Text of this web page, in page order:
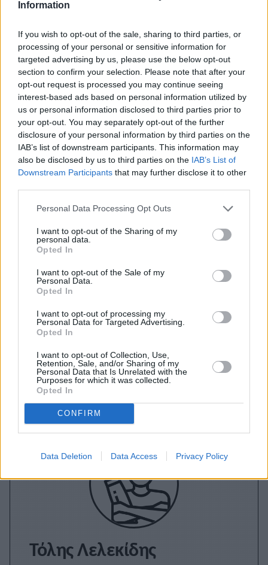
Information
If you wish to opt-out of the sale, sharing to third parties, or
processing of your personal or sensitive information for
targeted advertising by us, please use the below opt-out
section to confirm your selection. Please note that after your
opt-out request is processed you may continue seeing
interest-based ads based on personal information utilized by
us or personal information disclosed to third parties prior to
your opt-out. You may separately opt-out of the further
disclosure of your personal information by third parties on the
IAB’s list of downstream participants. This information may
also be disclosed by us to third parties on the IAB’s List of
Downstream Participants that may further disclose it to other
Personal Data Processing Opt Outs
I want to opt-out of the Sharing of my
personal data.
Opted In
I want to opt-out of the Sale of my
Personal Data.
Opted In
I want to opt-out of processing my
Personal Data for Targeted Advertising.
Opted In
I want to opt-out of Collection, Use,
Retention, Sale, and/or Sharing of my
Personal Data that Is Unrelated with the
Purposes for which it was collected.
Opted In
CONFIRM
Data Deletion Data Access Privacy Policy
A- A±
χώρας στο Βελιγράδι στο «Jamaica Gleaner» είπε:
Μερικές φορές σε αποσπούν τα στατιστικά στοιχεία.
Τα στατιστικά μας αναφέρουν για παράδειγμα, ότι
έχουμε δύο από τις τέσσερις καλύτερες γυναίκες στον
κόσμο στα 60μ. εμπόδια. Έχουμε τη δεύτερη ταχύτερη
γυναίκα στα 800μ., τηνΝατόγια Γκουλ.Αλλά και στην
πίστα πρέπει να ετοιμαστούμε και να βγάλουμε
επιδόσεις. Οπότε εμείς το προπονητικό επιτελείο, η
διοίκηση και το επιτελείο φυσικοθεραπευτών, θέλουμε
απλώς να δημιουργήσουμε το καλύτερο δυνατό
περιβάλλον. Για να μπορέσουν να το κάνουν και να μας
κάνουν όλους υπερήφανους. Αυτός είναι ο στόχος μας»
Φωτογραφία: azsportsimages/ Nassos Triantafyllou
Εγγραφείτε στο Stivostime των
Τόλης Λελεκίδης